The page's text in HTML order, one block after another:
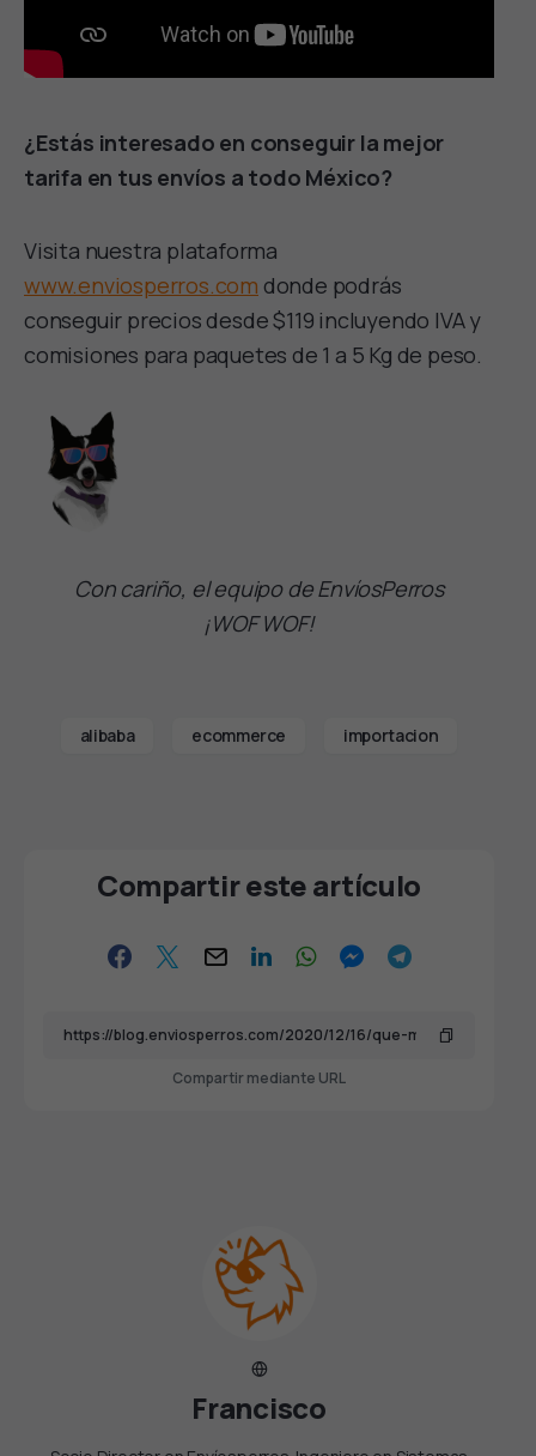
¿Estás interesado en conseguir la mejor
tarifa en tus envíos a todo México?
Visita nuestra plataforma
www.enviosperros.com donde podrás
conseguir precios desde $119 incluyendo IVA y
comisiones para paquetes de 1 a 5 Kg de peso.
Con cariño, el equipo de EnvíosPerros
¡WOF WOF!
alibaba ecommerce importacion
Compartir este artículo
Compartir mediante URL
Francisco